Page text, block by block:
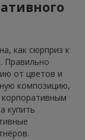
как сюрприз к
Правильно
от цветов и
композицию,
купить